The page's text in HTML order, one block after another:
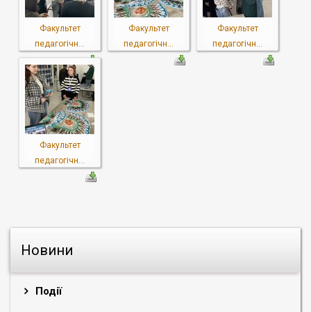
Новини
Події
Факультет
педагогічн...
Факультет
педагогічн...
Факультет
педагогічн...
Факультет
педагогічн...